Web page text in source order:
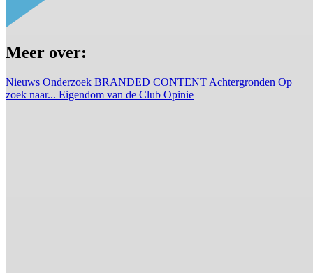
Meer over:
Nieuws Onderzoek BRANDED CONTENT Achtergronden Op
zoek naar... Eigendom van de Club Opinie